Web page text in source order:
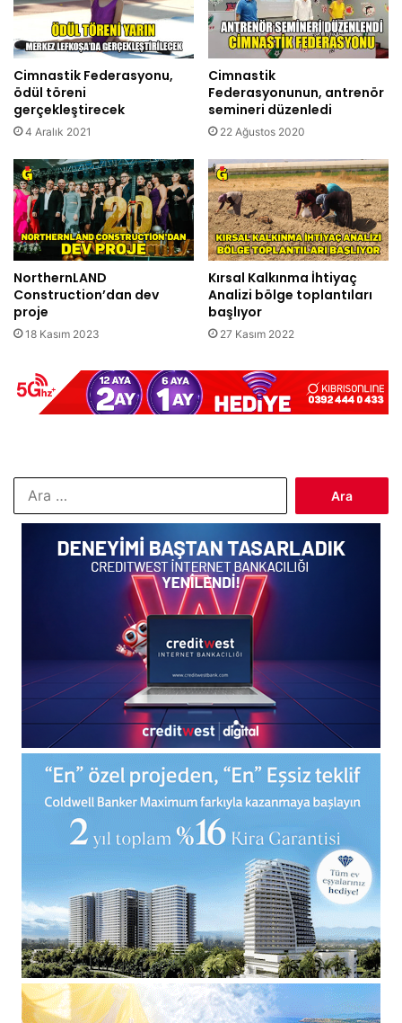
Cimnastik Federasyonu,
ödül töreni
gerçekleştirecek
4 Aralık 2021
Cimnastik
Federasyonunun, antrenör
semineri düzenledi
22 Ağustos 2020
NorthernLAND
Construction’dan dev
proje
18 Kasım 2023
Kırsal Kalkınma İhtiyaç
Analizi bölge toplantıları
başlıyor
27 Kasım 2022